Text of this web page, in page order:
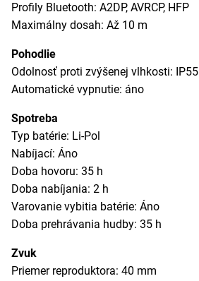
Profily Bluetooth: A2DP, AVRCP, HFP
Maximálny dosah: Až 10 m
Pohodlie
Odolnosť proti zvýšenej vlhkosti: IP55
Automatické vypnutie: áno
Spotreba
Typ batérie: Li-Pol
Nabíjací: Áno
Doba hovoru: 35 h
Doba nabíjania: 2 h
Varovanie vybitia batérie: Áno
Doba prehrávania hudby: 35 h
Zvuk
Priemer reproduktora: 40 mm